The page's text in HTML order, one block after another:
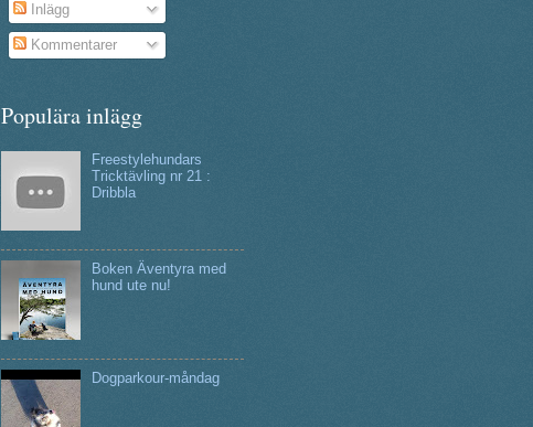
Inlägg
Kommentarer
Populära inlägg
Freestylehundars
Tricktävling nr 21 :
Dribbla
Boken Äventyra med
hund ute nu!
Dogparkour-måndag